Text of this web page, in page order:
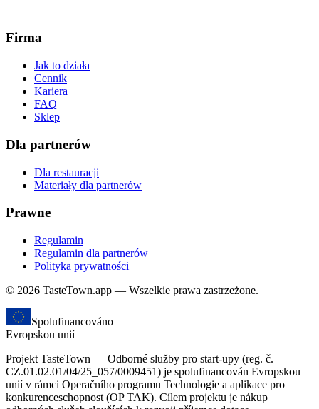
Firma
Jak to działa
Cennik
Kariera
FAQ
Sklep
Dla partnerów
Dla restauracji
Materiały dla partnerów
Prawne
Regulamin
Regulamin dla partnerów
Polityka prywatności
© 2026 TasteTown.app — Wszelkie prawa zastrzeżone.
Spolufinancováno
Evropskou unií
Projekt TasteTown — Odborné služby pro start-upy (reg. č.
CZ.01.02.01/04/25_057/0009451) je spolufinancován Evropskou
unií v rámci Operačního programu Technologie a aplikace pro
konkurenceschopnost (OP TAK). Cílem projektu je nákup